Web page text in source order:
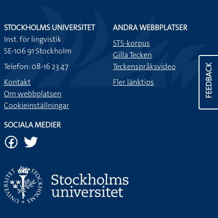
FEEDBACK
STOCKHOLMS UNIVERSITET
Inst. för lingvistik
SE-106 91 Stockholm
Telefon: 08-16 23 47
Kontakt
Om webbplatsen
Cookieinställningar
ANDRA WEBBPLATSER
STS-korpus
Gilla Tecken
Teckenspråksvideo
Fler länktips
SOCIALA MEDIER